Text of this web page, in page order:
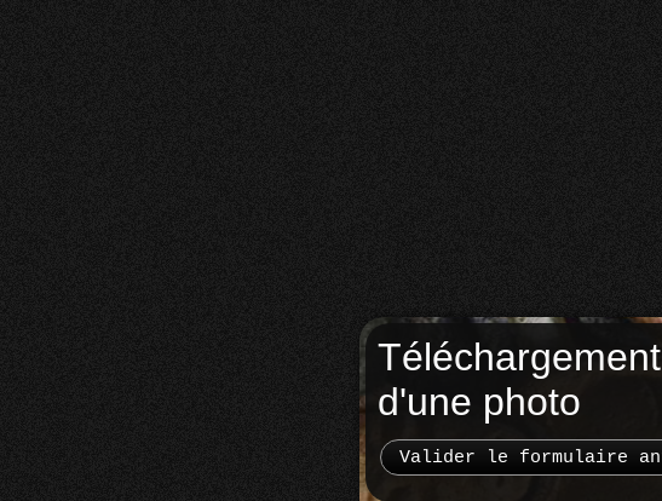
Téléchargement
d'une photo